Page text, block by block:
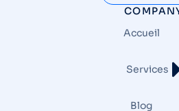
Accueil
Services
Blog